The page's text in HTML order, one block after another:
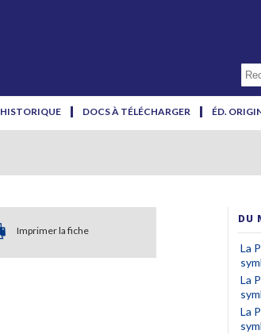
HISTORIQUE DOCS À TÉLÉCHARGER ÉD.
Imprimer la fiche
DU
La
La
La